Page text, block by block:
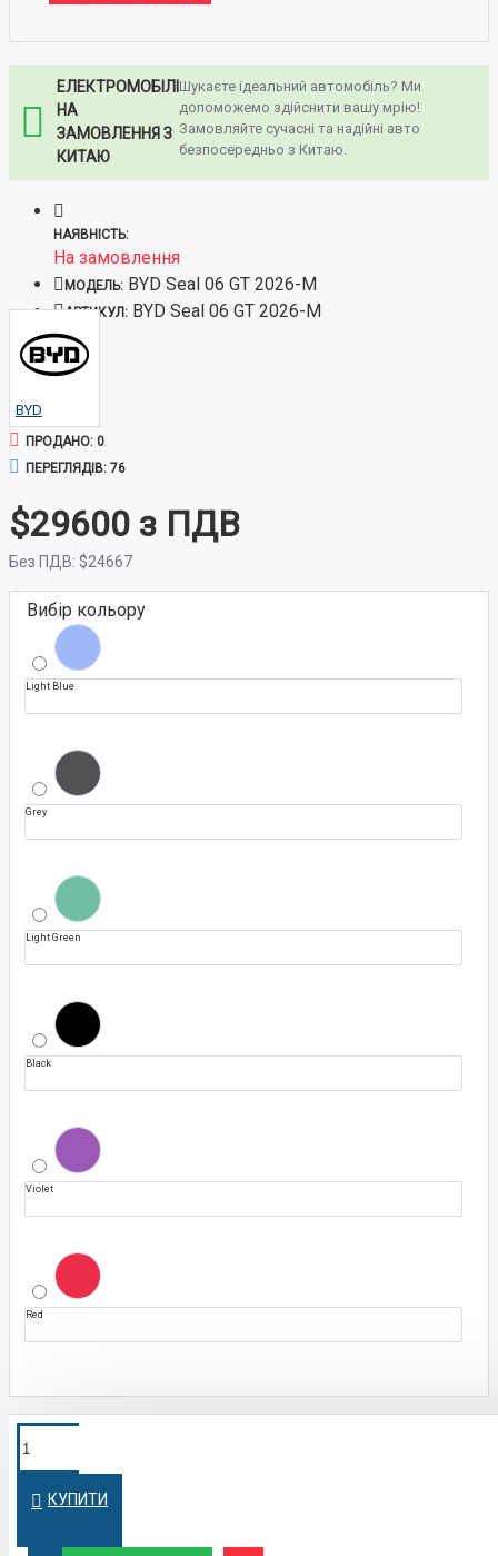
ЕЛЕКТРОМОБІЛІ
НА
ЗАМОВЛЕННЯ З
КИТАЮ
Шукаєте ідеальний автомобіль? Ми
допоможемо здійснити вашу мрію!
Замовляйте сучасні та надійні авто
безпосередньо з Китаю.
НАЯВНІСТЬ:
На замовлення
МОДЕЛЬ: BYD Seal 06 GT 2026-M
АРТИКУЛ: BYD Seal 06 GT 2026-M
BYD
ПРОДАНО: 0
ПЕРЕГЛЯДІВ: 76
$29600
Без ПДВ: $24667
Вибір кольору
Light Blue
Grey
Light Green
Black
Violet
Red
КУПИТИ
КРЕДИТ